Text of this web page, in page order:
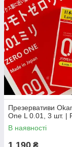
Презервативи
One L 0.01, 3 шт. |
В наявності
1 190 ₴